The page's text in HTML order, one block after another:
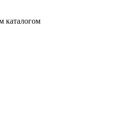
каталогом